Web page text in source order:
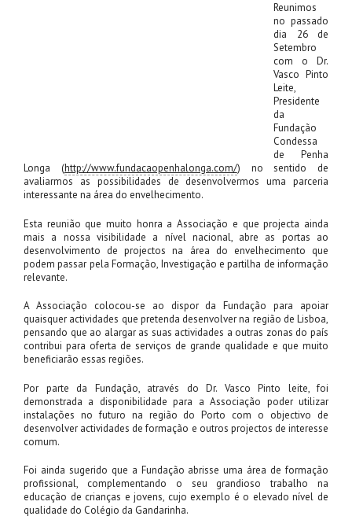
Reunimos
no passado
dia 26 de
Setembro
com o Dr.
Vasco Pinto
Leite,
Presidente
da
Fundação
Condessa
de Penha
Longa (http://www.fundacaopenhalonga.com/) no sentido de
avaliarmos as possibilidades de desenvolvermos uma parceria
interessante na área do envelhecimento.
Esta reunião que muito honra a Associação e que projecta ainda
mais a nossa visibilidade a nível nacional, abre as portas ao
desenvolvimento de projectos na área do envelhecimento que
podem passar pela Formação, Investigação e partilha de informação
relevante.
A Associação colocou-se ao dispor da Fundação para apoiar
quaisquer actividades que pretenda desenvolver na região de Lisboa,
pensando que ao alargar as suas actividades a outras zonas do país
contribui para oferta de serviços de grande qualidade e que muito
beneficiarão essas regiões.
Por parte da Fundação, através do Dr. Vasco Pinto leite, foi
demonstrada a disponibilidade para a Associação poder utilizar
instalações no futuro na região do Porto com o objectivo de
desenvolver actividades de formação e outros projectos de interesse
comum.
Foi ainda sugerido que a Fundação abrisse uma área de formação
profissional, complementando o seu grandioso trabalho na
educação de crianças e jovens, cujo exemplo é o elevado nível de
qualidade do Colégio da Gandarinha.